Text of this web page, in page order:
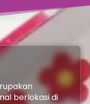
berlokasi di